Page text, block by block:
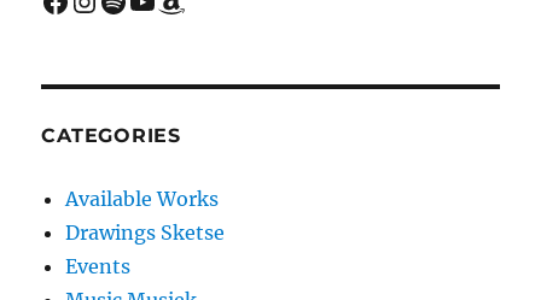
CATEGORIES
Available Works
Drawings Sketse
Events